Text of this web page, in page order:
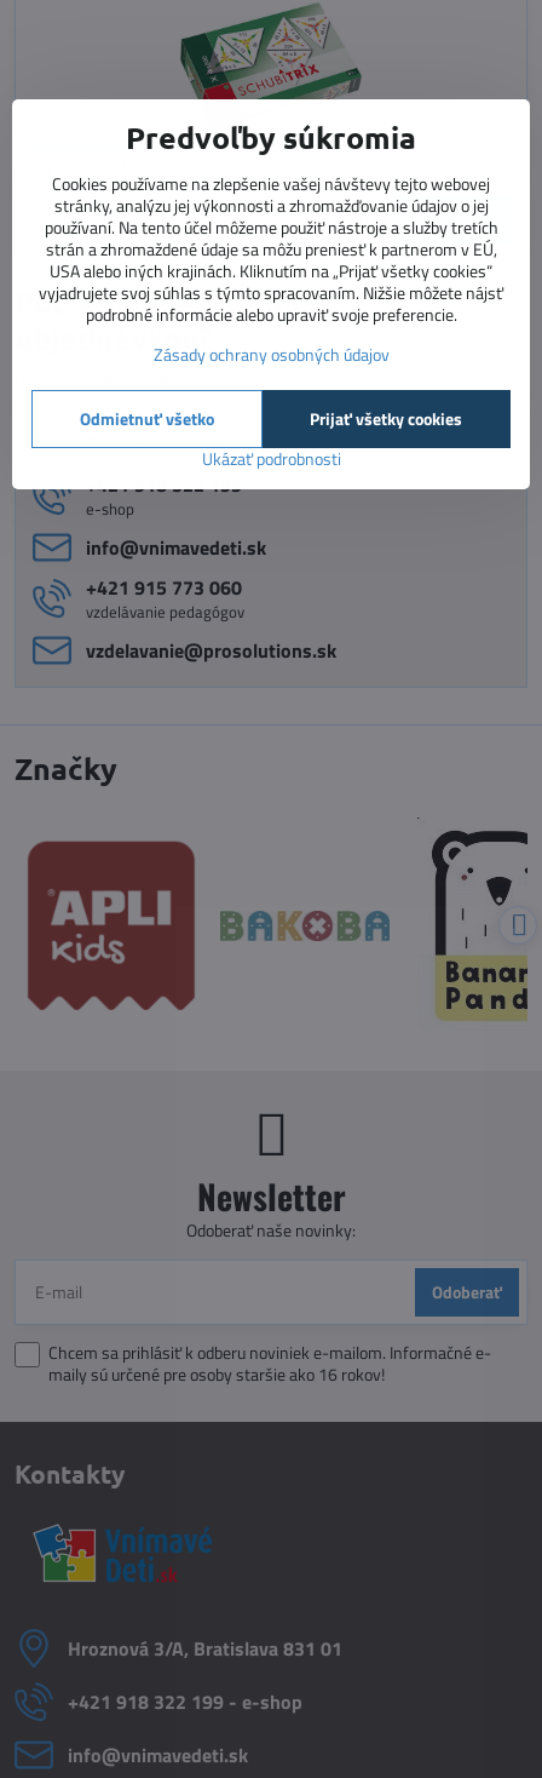
Schubitrix Násobenie do 1000
Dostupnosť:Skladom
20,90 € Do košíka
Potrebujete poradiť s
objednávkou?
Stav objednávky
+421 918 322 199
e-shop
info​@vnimavedeti​.sk
+421 915 773 060
vzdelávanie pedagógov
vzdelavanie​@prosolutions​.sk
Značky
Newsletter
Odoberať naše novinky:
Odoberať
Chcem sa prihlásiť k odberu noviniek e-mailom. Informačné e-
maily sú určené pre osoby staršie ako 16 rokov!
Kontakty
Hroznová 3/A, Bratislava 831 01
+421 918 322 199 - e-shop
info​@vnimavedeti​.sk
Predvoľby súkromia
Cookies používame na zlepšenie vašej návštevy tejto webovej
stránky, analýzu jej výkonnosti a zhromažďovanie údajov o jej
používaní. Na tento účel môžeme použiť nástroje a služby tretích
strán a zhromaždené údaje sa môžu preniesť k partnerom v EÚ,
USA alebo iných krajinách. Kliknutím na „Prijať všetky cookies“
vyjadrujete svoj súhlas s týmto spracovaním. Nižšie môžete nájsť
podrobné informácie alebo upraviť svoje preferencie.
Zásady ochrany osobných údajov
Ukázať podrobnosti
Prijať všetky cookies
Odmietnuť všetko